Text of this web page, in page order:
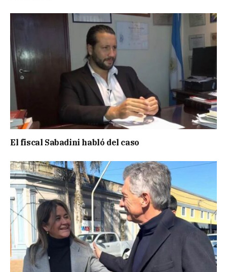
El fiscal Sabadini habló del caso